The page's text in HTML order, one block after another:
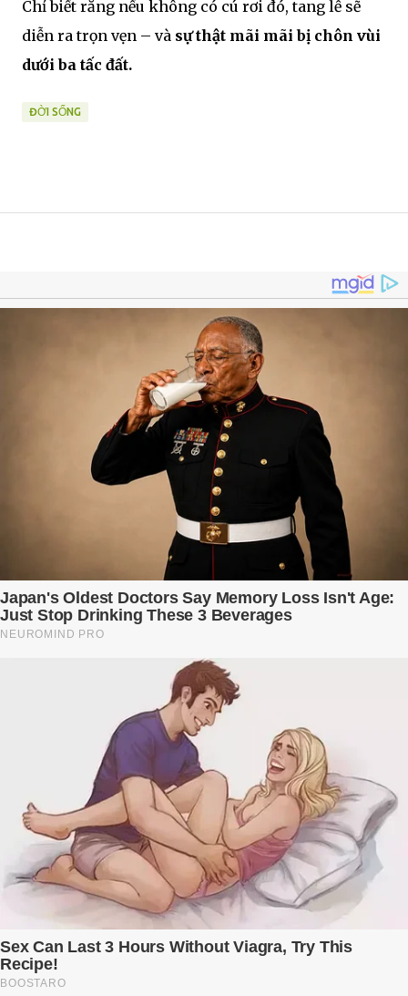
Chỉ biết rằng nếu không có cú rơi đó, tang lễ sẽ
diễn ra trọn vẹn – và sự thật mãi mãi bị chôn vùi
dưới ba tấc đất.
ĐỜI SỐNG